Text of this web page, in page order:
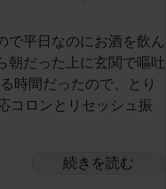
で平日なのにお酒を飲ん
朝だった上に玄関で嘔吐
時間だったので、とり
コロンとリセッシュ振
続きを読む